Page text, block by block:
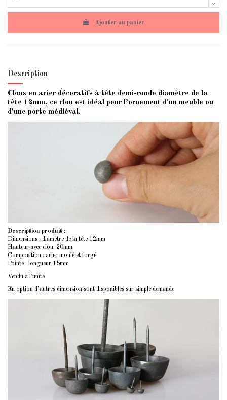
Ajouter au panier
Description
Clous en acier décoratifs à tête demi-ronde diamètre de la
tête 12mm, ce clou est idéal pour l’ornement d'un meuble ou
d'une porte médiéval.
Description produit :
Dimensions : diamètre de la tête 12mm
Hauteur avec clou: 20mm
Composition : acier moulé et forgé
Pointe : longueur 15mm
Vendu à l'unité
En option d’autres dimension sont disponibles sur simple demande